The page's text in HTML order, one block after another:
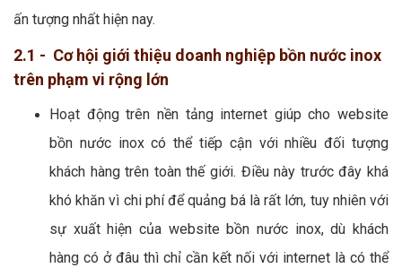
ấn tượng nhất hiện nay.
2.1 - Cơ hội giới thiệu doanh nghiệp bồn nước inox
trên phạm vi rộng lớn
Hoạt động trên nền tảng internet giúp cho website
bồn nước inox có thể tiếp cận với nhiều đối tượng
khách hàng trên toàn thế giới. Điều này trước đây khá
khó khăn vì chi phí để quảng bá là rất lớn, tuy nhiên với
sự xuất hiện của website bồn nước inox, dù khách
hàng có ở đâu thì chỉ cần kết nối với internet là có thể